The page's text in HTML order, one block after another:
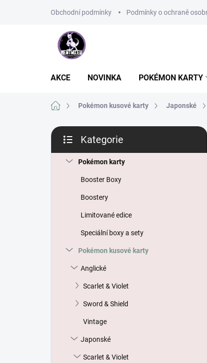
Obchodní podmínky Podmínky o ochraně
AKCE NOVINKA POKÉMON KARTY
Domů Pokémon kusové karty Japonské
P
s
kategorie
Kategorie
Pokémon karty
Booster Boxy
Boostery
Limitované edice
Speciální boxy a sety
Pokémon kusové karty
Anglické
Scarlet & Violet
Sword & Shield
Vintage
Japonské
Scarlet & Violet